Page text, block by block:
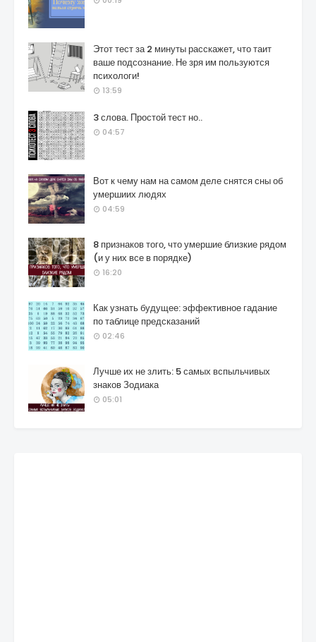
Этот тест за 2 минуты расскажет, что таит
ваше подсознание. Не зря им пользуются
психологи!
13:59
3 слова. Простой тест но..
04:57
Вот к чему нам на самом деле снятся сны об
умершиих людях
04:59
8 признаков того, что умершие близкие рядом
(и у них все в порядке)
16:20
Как узнать будущее: эффективное гадание
по таблице предсказаний
02:46
Лучше их не злить: 5 самых вспыльчивых
знаков Зодиака
05:01